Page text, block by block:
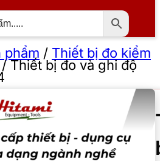
phẩm / Thiết bị đo kiểm
Thiết bị đo và ghi độ